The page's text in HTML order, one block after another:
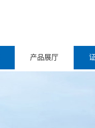
产品展厅